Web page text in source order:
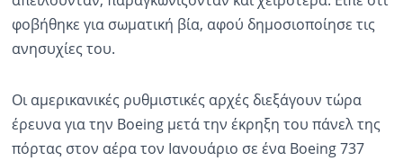
φοβήθηκε για σωματική βία, αφού δημοσιοποίησε τις
ανησυχίες του.
Οι αμερικανικές ρυθμιστικές αρχές διεξάγουν τώρα
έρευνα για την Boeing μετά την έκρηξη του πάνελ της
πόρτας στον αέρα τον Ιανουάριο σε ένα Boeing 737